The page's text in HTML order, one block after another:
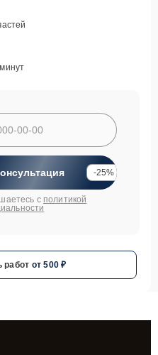
-25%
с политикой
работ от 500 ₽